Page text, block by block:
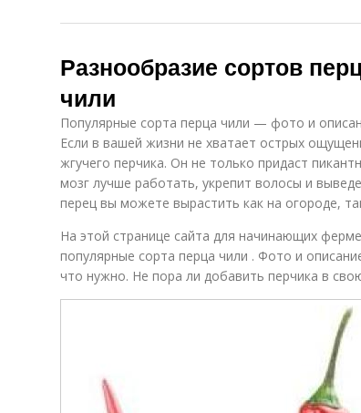
Разнообразие сортов
чили
Популярные сорта перца чили — фото и
Если в вашей жизни не хватает острых
жгучего перчика. Он не только придаст
мозг лучше работать, укрепит волосы и
перец вы можете вырастить как на огороде,
На этой странице сайта для начинающих
популярные сорта перца чили . Фото и
что нужно. Не пора ли добавить перчика в